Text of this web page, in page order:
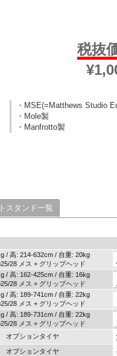
税抜
・MSE(=Matthews Studio
・Mole製
・Manfrotto製
スタンド一覧
/ 高: 214-632cm / 自重: 20kg
28 メス + グリップヘッド
/ 高: 162-425cm / 自重: 16kg
28 メス + グリップヘッド
/ 高: 189-741cm / 自重: 22kg
28 メス + グリップヘッド
/ 高: 189-731cm / 自重: 22kg
28 メス + グリップヘッド
オプションタイヤ
オプションタイヤ